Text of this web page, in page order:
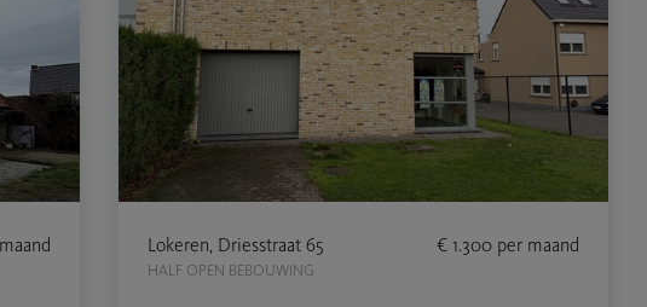
Lokeren, Driesstraat 65
HALF OPEN BEBOUWING
€ 1.300 per maand